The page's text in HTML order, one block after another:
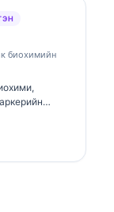
биохимийн
Германы
Society for